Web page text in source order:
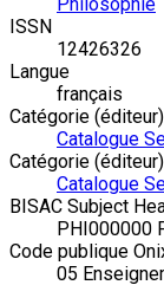
ISSN
12426326
Langue
français
Catégorie (éditeur)
Catalogue
Catégorie (éditeur)
Catalogue
BISAC Subject
PHI000000
Code publique
05